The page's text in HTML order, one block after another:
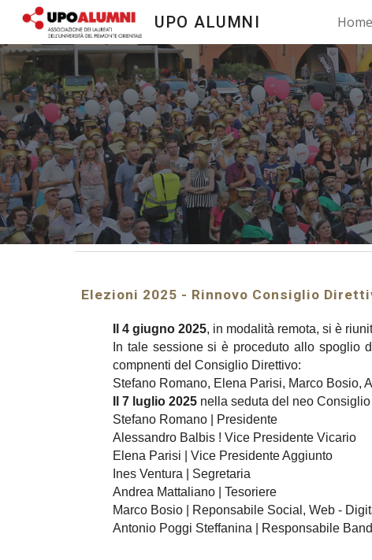
Skip
UPO ALUMNI Home
Elezioni 2025 - Rinnovo Consiglio
Il 4 giugno 2025, in modalità remota, si è
In tale sessione si è proceduto allo spoglio
compnenti del Consiglio Direttivo:
Stefano Romano, Elena Parisi, Marco Bosio,
Il 7 luglio 2025 nella seduta del neo
Stefano Romano | Presidente
Alessandro Balbis ! Vice Presidente Vicario
Elena Parisi | Vice Presidente Aggiunto
Ines Ventura | Segretaria
Andrea Mattaliano | Tesoriere
Marco Bosio | Reponsabile Social, Web -
Antonio Poggi Steffanina | Responsabile